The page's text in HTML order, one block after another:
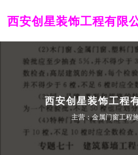
西安创星装饰工程有限
西安创星装饰工程
主营：金属门窗工程